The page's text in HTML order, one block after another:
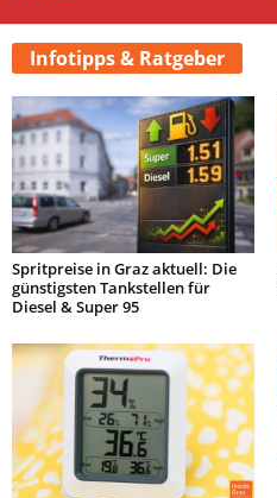
Infotipps & Ratgeber
Spritpreise in Graz aktuell: Die
günstigsten Tankstellen für
Diesel & Super 95